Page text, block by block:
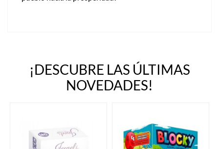
¡DESCUBRE LAS ÚLTIMAS
NOVEDADES!